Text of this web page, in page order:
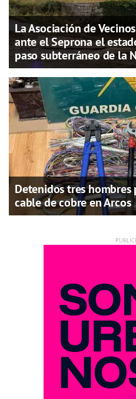
La Asociación de
ante el Seprona el
paso subterráneo de la
Detenidos tres
cable de cobre en Arcos